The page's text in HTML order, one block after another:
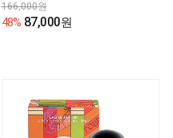
166,000원
48% 87,000원